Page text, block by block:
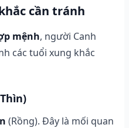
cần tránh
mệnh, người Canh
các tuổi xung khắc
(Rồng). Đây là mối quan